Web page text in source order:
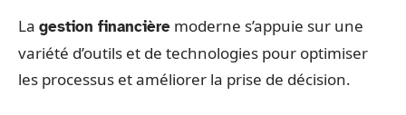
La gestion financière moderne s’appuie sur une
variété d’outils et de technologies pour optimiser
les processus et améliorer la prise de décision.